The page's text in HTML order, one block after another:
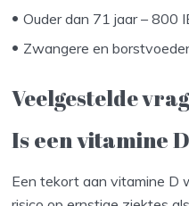
Ouder dan 71 jaar – 800
Zwangere en
Veelgestelde
Is een vitamine
Een tekort aan vitamine D